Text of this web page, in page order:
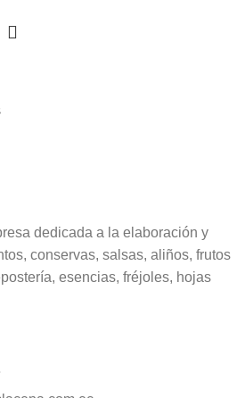
dedicada a la elaboración y
conservas, salsas, aliños, frutos
esencias, fréjoles, hojas